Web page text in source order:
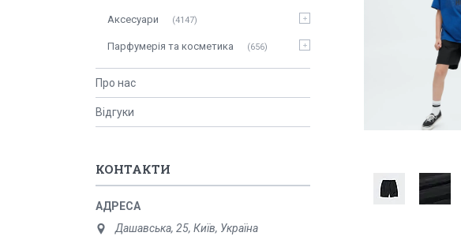
Аксесуари 4147
Парфумерія та косметика 656
Про нас
Відгуки
КОНТАКТИ
Дашавська, 25, Київ, Україна